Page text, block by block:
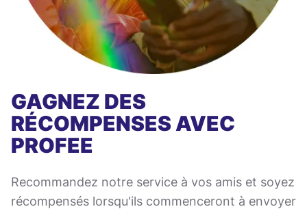
GAGNEZ DES
RÉCOMPENSES AVEC
PROFEE
Recommandez notre service à vos amis et soyez
récompensés lorsqu'ils commenceront à envoyer